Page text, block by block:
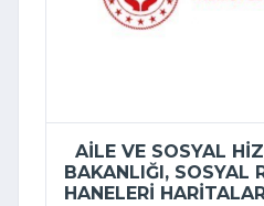
AILE VE SOSYAL
BAKANLIĞI, SOSYAL
HANELERI